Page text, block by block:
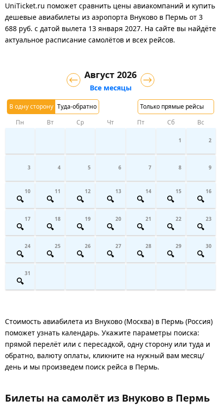
UniTicket.ru поможет сравнить цены авиакомпаний и купить
дешевые авиабилеты из аэропорта Внуково в Пермь от 3
688 руб. с датой вылета 13 января 2027. На сайте вы найдёте
актуальное расписание самолётов и всех рейсов.
В одну сторону Туда-обратно Только прямые рейсы
Август 2026
Все месяцы
Пн Вт Ср Чт Пт Сб Вс
1 2
3 4 5 6 7 8 9
10 11 12 13 14 15 16
17 18 19 20 21 22 23
24 25 26 27 28 29 30
31
Стоимость авиабилета из Внуково (Москва) в Пермь (Россия)
поможет узнать календарь. Укажите параметры поиска:
прямой перелёт или с пересадкой, одну сторону или туда и
обратно, валюту оплаты, кликните на нужный вам месяц/
день и мы произведем поиск рейса в Пермь.
Билеты на самолёт из Внуково в Пермь